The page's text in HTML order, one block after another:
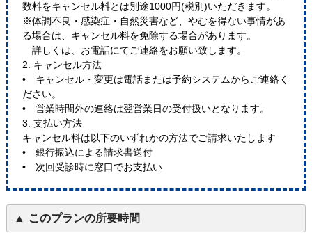
数料をキャンセル料とは別途1000円(税別)いただきます。
※体調不良・感染症・自然災害など、やむを得ない事情があ
る場合は、キャンセル料を免除する場合があります。
詳しくは、お電話にてご連絡をお願い致します。
2. キャンセル方法
• キャンセル・変更は電話または予約システムからご連絡く
ださい。
• 営業時間外の連絡は翌営業日の受付扱いとなります。
3. 支払い方法
キャンセル料は以下のいずれかの方法でご請求いたします
• 銀行振込による請求書送付
• 次回受診時に窓口でお支払い
このプランの所要時間